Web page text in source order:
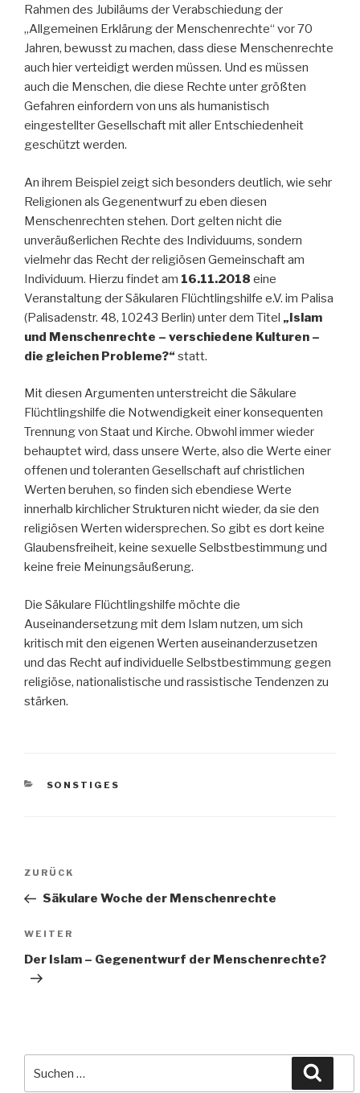
Rahmen des Jubiläums der Verabschiedung der
„Allgemeinen Erklärung der Menschenrechte“ vor 70
Jahren, bewusst zu machen, dass diese Menschenrechte
auch hier verteidigt werden müssen. Und es müssen
auch die Menschen, die diese Rechte unter größten
Gefahren einfordern von uns als humanistisch
eingestellter Gesellschaft mit aller Entschiedenheit
geschützt werden.
An ihrem Beispiel zeigt sich besonders deutlich, wie sehr
Religionen als Gegenentwurf zu eben diesen
Menschenrechten stehen. Dort gelten nicht die
unveräußerlichen Rechte des Individuums, sondern
vielmehr das Recht der religiösen Gemeinschaft am
Individuum. Hierzu findet am 16.11.2018 eine
Veranstaltung der Säkularen Flüchtlingshilfe e.V. im Palisa
(Palisadenstr. 48, 10243 Berlin) unter dem Titel „Islam
und Menschenrechte – verschiedene Kulturen –
die gleichen Probleme?“ statt.
Mit diesen Argumenten unterstreicht die Säkulare
Flüchtlingshilfe die Notwendigkeit einer konsequenten
Trennung von Staat und Kirche. Obwohl immer wieder
behauptet wird, dass unsere Werte, also die Werte einer
offenen und toleranten Gesellschaft auf christlichen
Werten beruhen, so finden sich ebendiese Werte
innerhalb kirchlicher Strukturen nicht wieder, da sie den
religiösen Werten widersprechen. So gibt es dort keine
Glaubensfreiheit, keine sexuelle Selbstbestimmung und
keine freie Meinungsäußerung.
Die Säkulare Flüchtlingshilfe möchte die
Auseinandersetzung mit dem Islam nutzen, um sich
kritisch mit den eigenen Werten auseinanderzusetzen
und das Recht auf individuelle Selbstbestimmung gegen
religiöse, nationalistische und rassistische Tendenzen zu
stärken.
KATEGORIEN
SONSTIGES
Beitragsnavigation
Vorheriger
Beitrag
ZURÜCK
Säkulare Woche der Menschenrechte
Nächster
Beitrag
WEITER
Der Islam – Gegenentwurf der Menschenrechte?
nach: